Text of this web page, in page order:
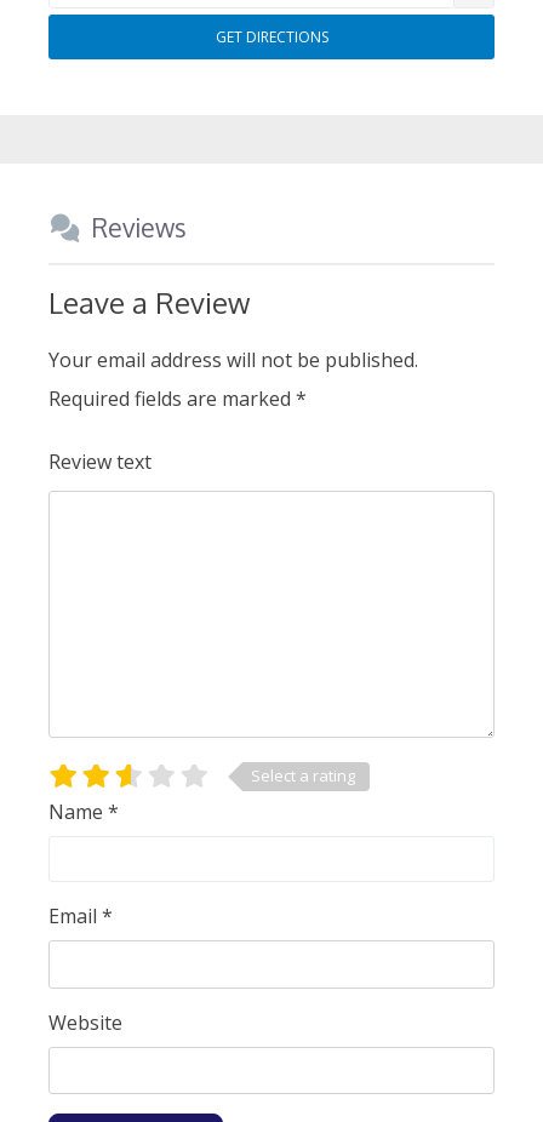
Reviews
Leave a Review
Your email address will not be published.
Required fields are marked *
Review text
Select a rating
Name *
Email *
Website